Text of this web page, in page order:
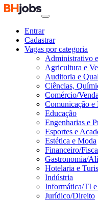
Entrar
Cadastrar
Vagas por categoria
Administrativo
Agricultura e
Auditoria e
Ciências,
Comércio/
Comunicação e
Educação
Engenharias e
Esportes e
Estética e Moda
Financeiro/
Gastronomia/
Hotelaria e
Indústria
Informática/TI e
Jurídico/Direito